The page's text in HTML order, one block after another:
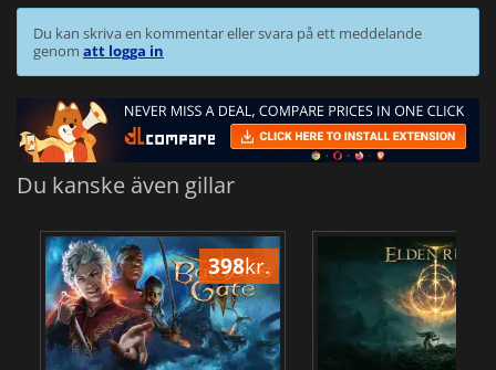
Du kan skriva en kommentar eller svara på ett meddelande
genom att logga in
Du kanske även gillar
398kr.